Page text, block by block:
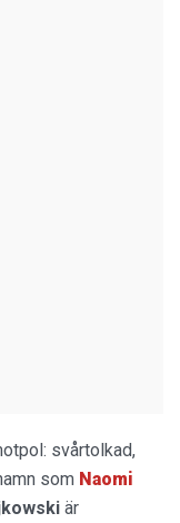
svårtolkad,
som Naomi
är